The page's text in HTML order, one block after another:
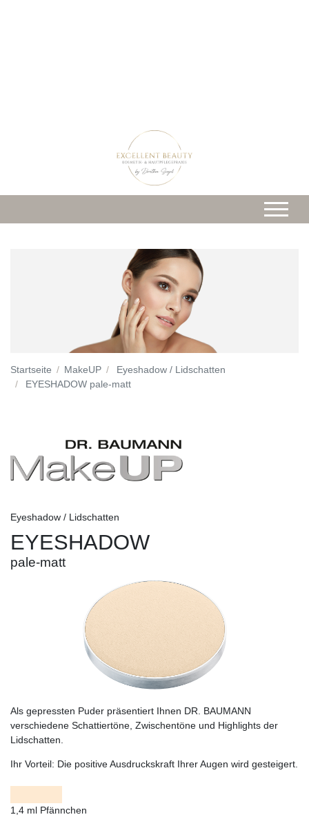
Startseite MakeUP
Eyeshadow / Lidschatten
EYESHADOW pale-matt
Eyeshadow / Lidschatten
EYESHADOW
pale-matt
Als gepressten Puder präsentiert Ihnen DR. BAUMANN
verschiedene Schattiertöne, Zwischentöne und Highlights der
Lidschatten.
Ihr Vorteil: Die positive Ausdruckskraft Ihrer Augen wird gesteigert.
1,4 ml Pfännchen